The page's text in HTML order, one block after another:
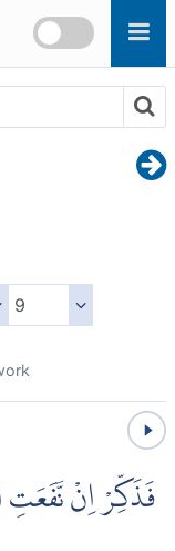
فَذَكِّرْ اِنْ